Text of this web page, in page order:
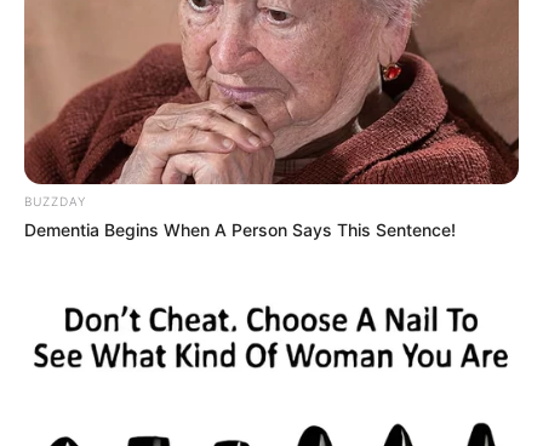
BUZZDAY
Dementia Begins When A Person Says This Sentence!